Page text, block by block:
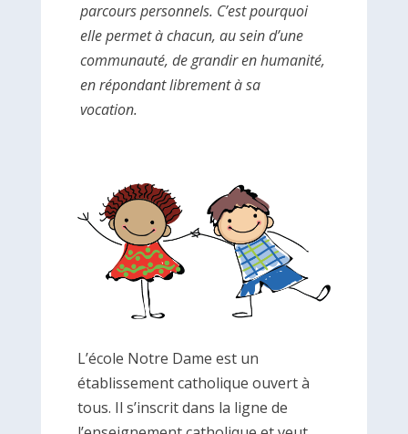
parcours personnels. C’est pourquoi
elle permet à chacun, au sein d’une
communauté, de grandir en humanité,
en répondant librement à sa
vocation.
L’école Notre Dame est un
établissement catholique ouvert à
tous. Il s’inscrit dans la ligne de